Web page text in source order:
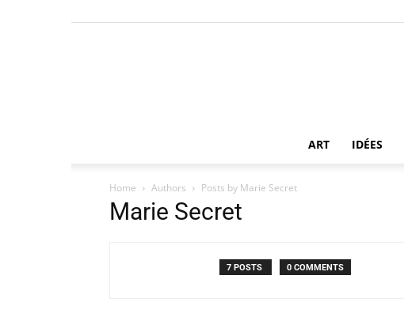
ART IDÉES
Home Authors Posts by Marie Secret
Marie Secret
7 POSTS 0 COMMENTS